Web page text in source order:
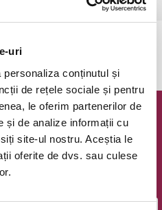
uri
conținutul și
de rețele sociale și pentru
le oferim partenerilor de
și de analize informații cu
site-ul nostru. Aceștia le
oferite de dvs. sau culese
a expirat.
@ Bilete.ro
saptamanala cu cele mai noi